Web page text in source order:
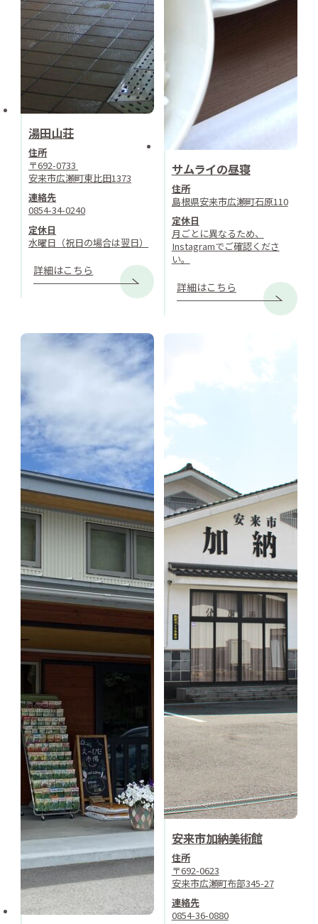
湯田山荘
住所
〒692-0733
安来市広瀬町東比田1373
連絡先
0854-34-0240
定休日
水曜日（祝日の場合は翌日）
詳細はこちら
サムライの昼寝
住所
島根県安来市広瀬町石原110
定休日
月ごとに異なるため、
Instagramでご確認くださ
い。
詳細はこちら
安来市加納美術館
住所
〒692-0623
安来市広瀬町布部345-27
連絡先
0854-36-0880